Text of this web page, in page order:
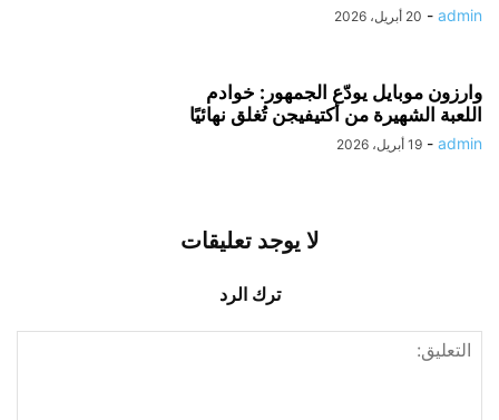
admin
- 20 أبريل، 2026
وارزون موبايل يودّع الجمهور: خوادم
اللعبة الشهيرة من أكتيفيجن تُغلق نهائيًا
admin
- 19 أبريل، 2026
لا يوجد تعليقات
ترك الرد